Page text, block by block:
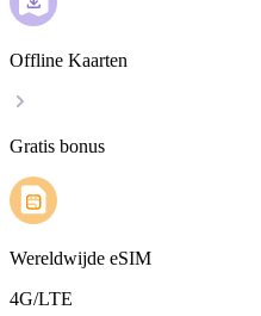
Offline Kaarten
Gratis bonus
Wereldwijde eSIM
4G/LTE